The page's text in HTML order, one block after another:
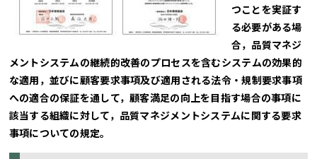
つことを実証す
る必要がある場
合，品質マネジ
メントシステムの継続的改善のプロセスを含むシステムの効果的
な適用，並びに顧客要求事項及び適用される法令・規制要求事項
への適合の保証を通して，顧客満足の向上を目指す場合の事項に
該当する組織に対して，品質マネジメントシステムに関する要求
事項についての規定。